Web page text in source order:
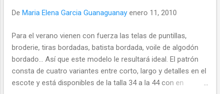
De Maria Elena Garcia Guanaguanay enero 11, 2010
Para el verano vienen con fuerza las telas de puntillas,
broderie, tiras bordadas, batista bordada, voile de algodón
bordado... Así que este modelo le resultará ideal. El patrón
consta de cuatro variantes entre corto, largo y detalles en el
escote y está disponibles de la talla 34 a la 44 con en